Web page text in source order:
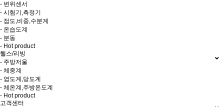
- 변위센서
- 시험기,측정기
- 점도,비중,수분계
- 온습도계
- 분동
- Hot product
헬스/리빙
- 주방저울
- 체중계
- 염도계,당도계
- 체온계,주방온도계
- Hot product
고객센터